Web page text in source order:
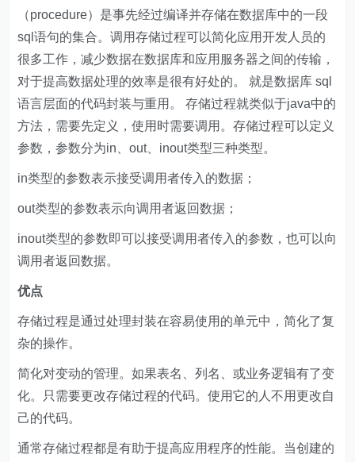
（procedure）是事先经过编译并存储在数据库中的一段
sql语句的集合。调用存储过程可以简化应用开发人员的
很多工作，减少数据在数据库和应用服务器之间的传输，
对于提高数据处理的效率是很有好处的。 就是数据库 sql
语言层面的代码封装与重用。 存储过程就类似于java中的
方法，需要先定义，使用时需要调用。存储过程可以定义
参数，参数分为in、out、inout类型三种类型。
in类型的参数表示接受调用者传入的数据；
out类型的参数表示向调用者返回数据；
inout类型的参数即可以接受调用者传入的参数，也可以向
调用者返回数据。
优点
存储过程是通过处理封装在容易使用的单元中，简化了复
杂的操作。
简化对变动的管理。如果表名、列名、或业务逻辑有了变
化。只需要更改存储过程的代码。使用它的人不用更改自
己的代码。
通常存储过程都是有助于提高应用程序的性能。当创建的